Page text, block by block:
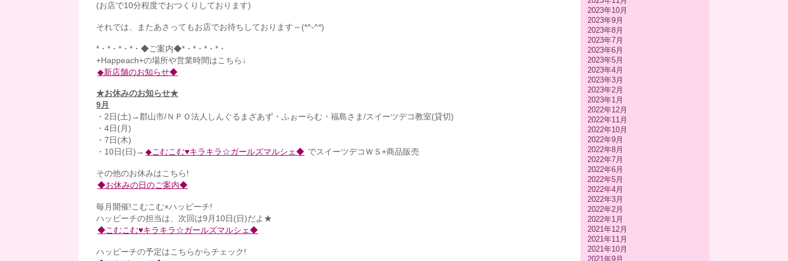
2023年10月
2023年9月
2023年8月
2023年7月
2023年6月
2023年5月
2023年4月
2023年3月
2023年2月
2023年1月
2022年12月
2022年11月
2022年10月
2022年9月
2022年8月
2022年7月
2022年6月
2022年5月
2022年4月
2022年3月
2022年2月
2022年1月
2021年12月
2021年11月
2021年10月
2021年9月
(お店で10分程度でおつくりしております)
それでは、またあさってもお店でお待ちしております～(*^-^*)
*・*・*・*・◆ご案内◆*・*・*・*・
+Happeach+の場所や営業時間はこちら↓
◆新店舗のお知らせ◆
★お休みのお知らせ★
9月
・2日(土)→郡山市/ＮＰＯ法人しんぐるまざあず・ふぉーらむ・福島さま/スイーツデコ教室(貸切)
・4日(月)
・7日(木)
・10日(日)→ ◆こむこむ♥キラキラ☆ガールズマルシェ◆ でスイーツデコＷＳ+商品販売
その他のお休みはこちら!
◆お休みの日のご案内◆
毎月開催!こむこむ×ハッピーチ!
ハッピーチの担当は、次回は9月10日(日)だよ★
◆こむこむ♥キラキラ☆ガールズマルシェ◆
ハッピーチの予定はこちらからチェック!